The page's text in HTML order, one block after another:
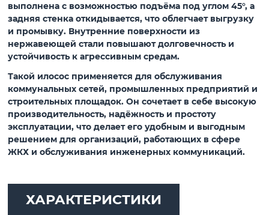
выполнена с возможностью подъёма под углом 45°, а
задняя стенка откидывается, что облегчает выгрузку
и промывку. Внутренние поверхности из
нержавеющей стали повышают долговечность и
устойчивость к агрессивным средам.
Такой илосос применяется для обслуживания
коммунальных сетей, промышленных предприятий и
строительных площадок. Он сочетает в себе высокую
производительность, надёжность и простоту
эксплуатации, что делает его удобным и выгодным
решением для организаций, работающих в сфере
ЖКХ и обслуживания инженерных коммуникаций.
ХАРАКТЕРИСТИКИ